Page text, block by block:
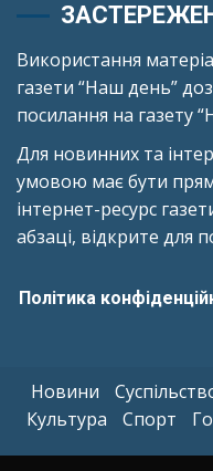
Використання
газети “Наш день”
посилання на газету
Для новинних та
умовою має бути
інтернет-ресурс
абзаці, відкрите для
Політика
Новини
Культура
Спорт